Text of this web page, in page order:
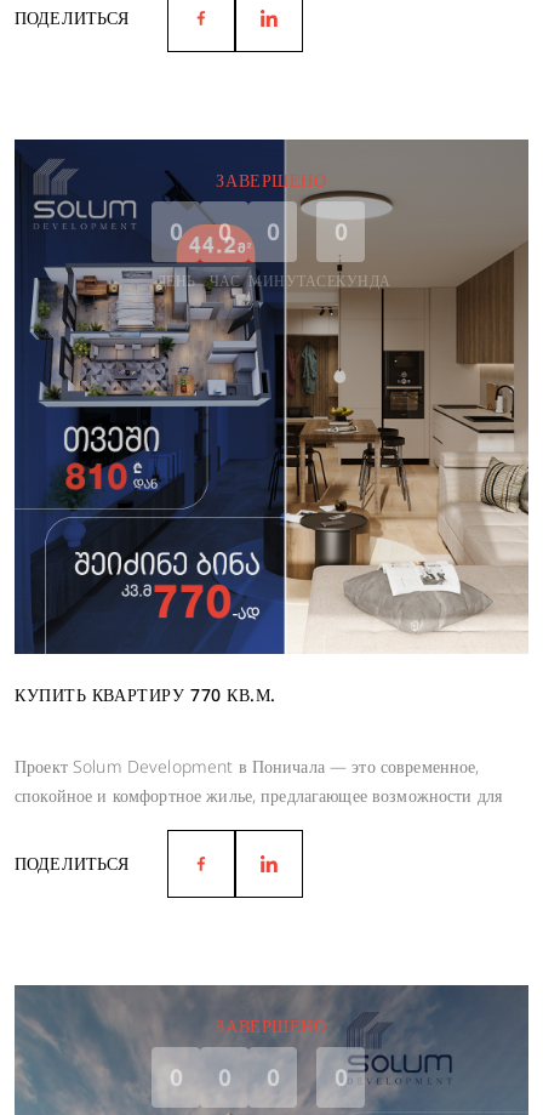
ПОДЕЛИТЬСЯ
ЗАВЕРШЕНО
0
ДЕНЬ
0
ЧАС
0
МИНУТА
0
СЕКУНДА
КУПИТЬ КВАРТИРУ 770 КВ.М.
Проект Solum Development в Поничала — это современное,
спокойное и комфортное жилье, предлагающее возможности для
гармоничной жизни.
ПОДЕЛИТЬСЯ
ЗАВЕРШЕНО
0 0 0 0